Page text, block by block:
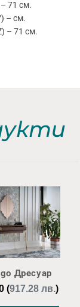
71 см.
– см.
– 71 см.
Дресуар
(917.28 лв.)